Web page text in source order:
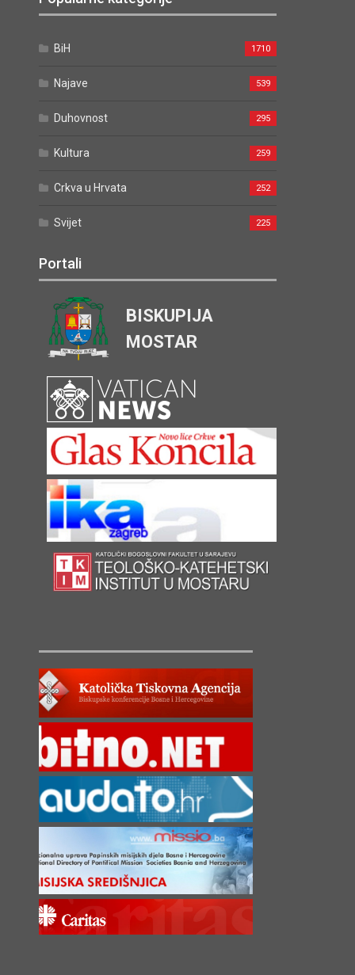
BiH 1710
Najave 539
Duhovnost 295
Kultura 259
Crkva u Hrvata 252
Svijet 225
Portali
BISKUPIJA
MOSTAR